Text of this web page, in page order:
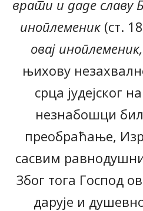
врати и даде славу
иноплеменик(ст.
овај иноплеменик,
њихову
срца јудејског
незнабошци
преобраћање,
сасвим
Због тога Господ
дарује и